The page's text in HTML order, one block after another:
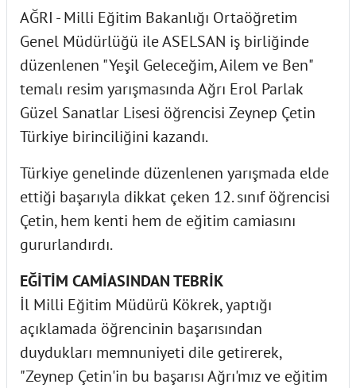
AĞRI - Milli Eğitim Bakanlığı Ortaöğretim
Genel Müdürlüğü ile ASELSAN iş birliğinde
düzenlenen "Yeşil Geleceğim, Ailem ve Ben"
temalı resim yarışmasında Ağrı Erol Parlak
Güzel Sanatlar Lisesi öğrencisi Zeynep Çetin
Türkiye birinciliğini kazandı.
Türkiye genelinde düzenlenen yarışmada elde
ettiği başarıyla dikkat çeken 12. sınıf öğrencisi
Çetin, hem kenti hem de eğitim camiasını
gururlandırdı.
EĞİTİM CAMİASINDAN TEBRİK
İl Milli Eğitim Müdürü Kökrek, yaptığı
açıklamada öğrencinin başarısından
duydukları memnuniyeti dile getirerek,
"Zeynep Çetin'in bu başarısı Ağrı'mız ve eğitim